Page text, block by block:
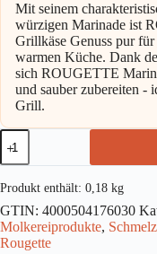
Mit seinem
würzigen Marinade ist
Grillkäse Genuss pur
warmen Küche. Dank
sich ROUGETTE
und sauber zubereiten -
Grill.
Rougette
Marinierter
Grillkäse
55%
180g
Menge
Produkt enthält: 0,18 kg
GTIN: 4000504176030
Molkereiprodukte,
Rougette